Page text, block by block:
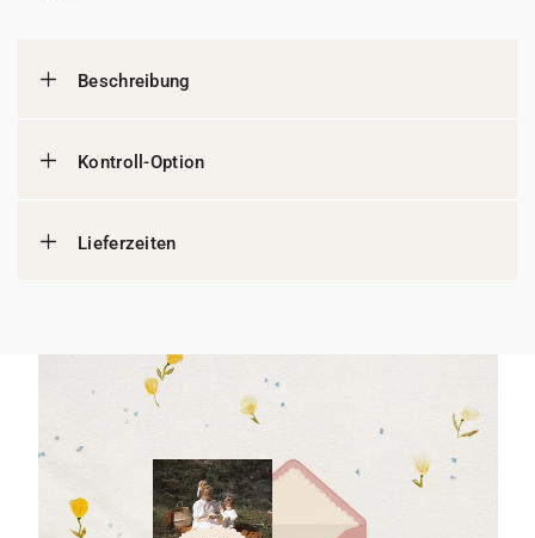
Beschreibung
Kontroll-Option
Lieferzeiten